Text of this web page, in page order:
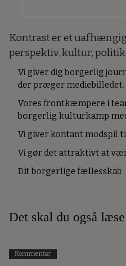
Kontrast er et
perspektiv, kultur, politik
Vi giver dig borgerlig
der præger mediebilledet.
Vores frontkæmpere i
borgerlig kulturkamp
Vi giver kontant modspil
Vi gør det attraktivt at
Dit borgerlige fællesskab
Det skal du også læse
Kommentar